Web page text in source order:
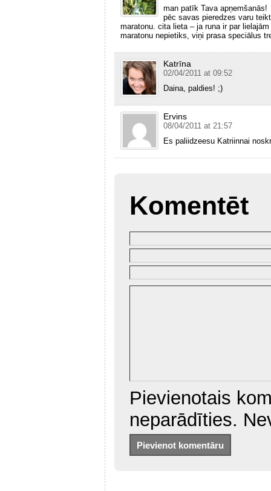
man patīk Tava apņemšanās!
pēc savas pieredzes varu
maratonu. cita lieta – ja runa ir par
maratonu nepietiks, viņi prasa speciālus
Katrīna
02/04/2011 at 09:52
Daina, paldies! ;)
Ervins
08/04/2011 at 21:57
Es paliidzeesu Katriinnai
Komentēt
Pievienotais
neparādīties.